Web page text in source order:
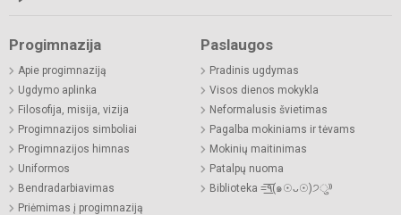
Progimnazija
Apie progimnaziją
Ugdymo aplinka
Filosofija, misija, vizija
Progimnazijos simboliai
Progimnazijos himnas
Uniformos
Bendradarbiavimas
Priėmimas į progimnaziją
Paslaugos
Pradinis ugdymas
Visos dienos mokykla
Neformalusis švietimas
Pagalba mokiniams ir tėvams
Mokinių maitinimas
Patalpų nuoma
Biblioteka =͟͟͞͞٩(๑☉ᴗ☉)੭ु⁾⁾